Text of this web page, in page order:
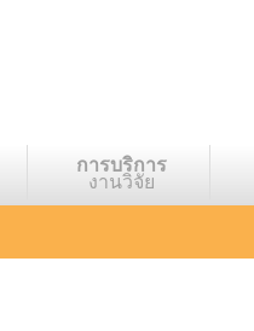
การบริการ
งานวิจัย